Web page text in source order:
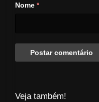
Nome *
Veja também!